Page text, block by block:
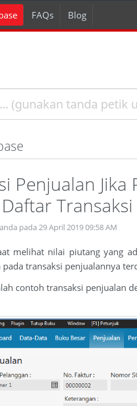
FAQs Blog
Penjualan
pada 29 April 2019 09:58 AM
melihat nilai piutang yang
transaksi penjualannya
contoh transaksi penjualan